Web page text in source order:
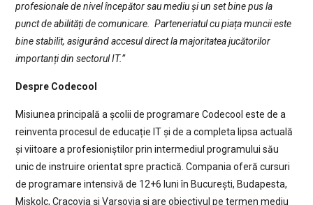
profesionale de nivel începător sau mediu și un set bine pus la
punct de abilități de comunicare. Parteneriatul cu piața muncii este
bine stabilit, asigurând accesul direct la majoritatea jucătorilor
importanți din sectorul IT.”
Despre Codecool
Misiunea principală a școlii de programare Codecool este de a
reinventa procesul de educație IT și de a completa lipsa actuală
și viitoare a profesioniștilor prin intermediul programului său
unic de instruire orientat spre practică. Compania oferă cursuri
de programare intensivă de 12+6 luni în București, Budapesta,
Miskolc, Cracovia și Varșovia și are obiectivul pe termen mediu